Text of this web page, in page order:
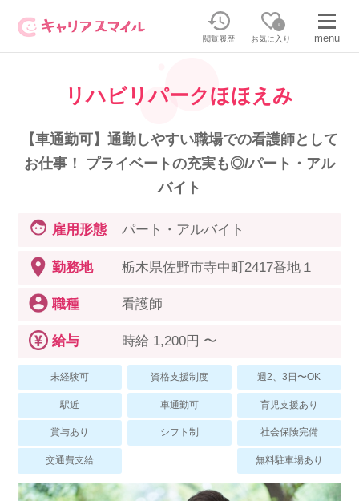
閲覧履歴
0
お気に入り menu
無料相談・お問い合わせはこちら
無料転職相談・お問い合わせの内容を
選択してください
派遣で働く
その他のお問い合わせ
採用担当者様はこちら
正社員・パートの求人を探す
介護のリスキリング
キャリアスマイルとは
スマイルカのsmileコラム
FAQ
紹介会社を使うメリットについて
リハビリパークほほえみ
【車通勤可】通勤しやすい職場での看護師として
お仕事！ プライベートの充実も◎/パート・アル
バイト
雇用形態 パート・アルバイト
勤務地 栃木県佐野市寺中町2417番地１
職種 看護師
給与 時給 1,200円 〜
未経験可 資格支援制度 週2、3日〜OK
駅近 車通勤可 育児支援あり
賞与あり シフト制 社会保険完備
交通費支給 無料駐車場あり